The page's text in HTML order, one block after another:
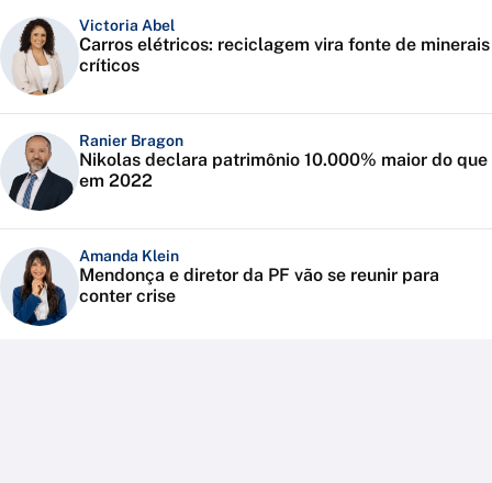
Victoria Abel
Carros elétricos: reciclagem vira fonte de minerais
críticos
Ranier Bragon
Nikolas declara patrimônio 10.000% maior do que
em 2022
Amanda Klein
Mendonça e diretor da PF vão se reunir para
conter crise